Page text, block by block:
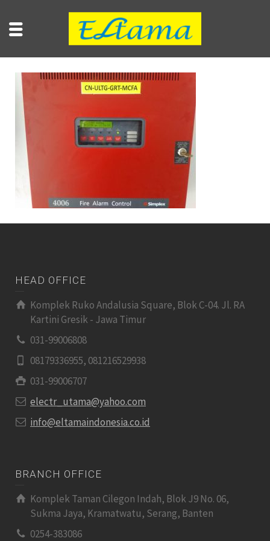
HEAD OFFICE
Komplek Ruko Andalusia Square, Blok C-04. Jl. RA
Kartini Gresik - Jawa Timur
031-99006808
08179336955, 081216529938
031-99006707
electr_utama@yahoo.com
info@eltamaindonesia.co.id
BRANCH OFFICE
Komplek Taman Cilegon Indah, Blok J9 No. 06,
Sukma Jaya, Kramatwatu, Serang, Banten
0254-383086